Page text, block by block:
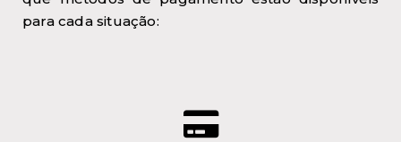
para cada situação: